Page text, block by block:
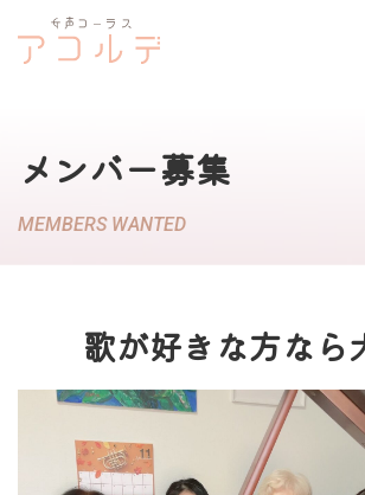
コ
ン
へ
メンバー募集
MEMBERS WANTED
歌が好きな方なら